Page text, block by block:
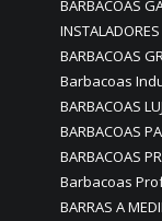
BARBACOAS
INSTALADORES
BARBACOAS
Barbacoas
BARBACOAS
BARBACOAS
BARBACOAS
Barbacoas
BARRAS A